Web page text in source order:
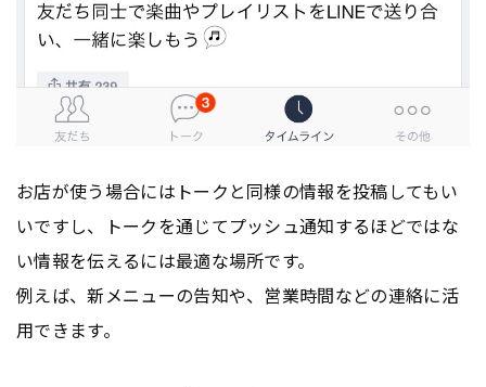
お店が使う場合にはトークと同様の情報を投稿してもい
いですし、トークを通じてプッシュ通知するほどではな
い情報を伝えるには最適な場所です。
例えば、新メニューの告知や、営業時間などの連絡に活
用できます。